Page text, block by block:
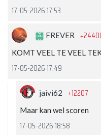
17-05-2026 17:53
FREVER
KOMT VEEL TE VEEL
17-05-2026 17:49
jaivi62 +12207
Maar kan wel scoren
17-05-2026 18:58